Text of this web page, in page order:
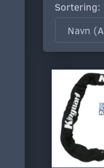
Sortering: